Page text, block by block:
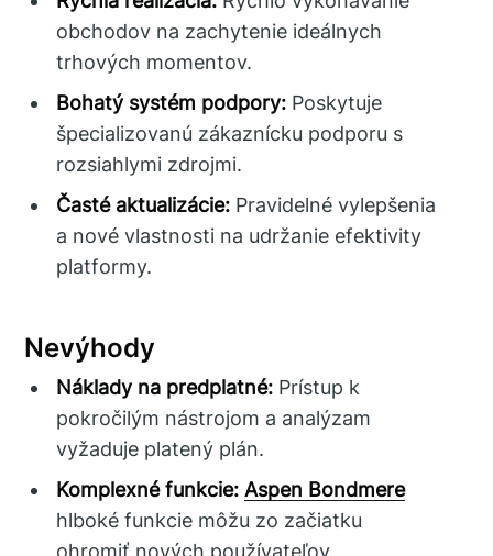
obchodov na zachytenie ideálnych
trhových momentov.
Bohatý systém podpory: Poskytuje
špecializovanú zákaznícku podporu s
rozsiahlymi zdrojmi.
Časté aktualizácie: Pravidelné vylepšenia
a nové vlastnosti na udržanie efektivity
platformy.
Nevýhody
Náklady na predplatné: Prístup k
pokročilým nástrojom a analýzam
vyžaduje platený plán.
Komplexné funkcie: Aspen Bondmere
hlboké funkcie môžu zo začiatku